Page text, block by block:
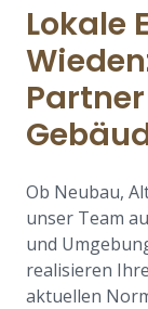
Lokale
Ob Neubau,
unser Team
und
realisieren
aktuellen